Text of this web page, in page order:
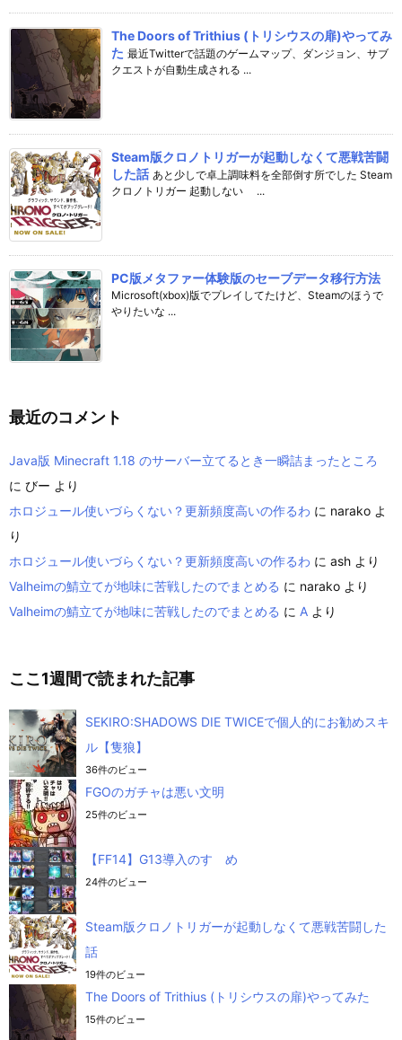
The Doors of Trithius (トリシウスの扉)やってみ
た 最近Twitterで話題のゲームマップ、ダンジョン、サブ
クエストが自動生成される ...
Steam版クロノトリガーが起動しなくて悪戦苦闘
した話 あと少しで卓上調味料を全部倒す所でした Steam
クロノトリガー 起動しない ...
PC版メタファー体験版のセーブデータ移行方法
Microsoft(xbox)版でプレイしてたけど、Steamのほうで
やりたいな ...
最近のコメント
Java版 Minecraft 1.18 のサーバー立てるとき一瞬詰まったところ
に びー より
ホロジュール使いづらくない？更新頻度高いの作るわ に narako よ
り
ホロジュール使いづらくない？更新頻度高いの作るわ に ash より
Valheimの鯖立てが地味に苦戦したのでまとめる に narako より
Valheimの鯖立てが地味に苦戦したのでまとめる に A より
ここ1週間で読まれた記事
SEKIRO:SHADOWS DIE TWICEで個人的にお勧めスキ
ル【隻狼】
36件のビュー
FGOのガチャは悪い文明
25件のビュー
【FF14】G13導入のすゝめ
24件のビュー
Steam版クロノトリガーが起動しなくて悪戦苦闘した
話
19件のビュー
The Doors of Trithius (トリシウスの扉)やってみた
15件のビュー